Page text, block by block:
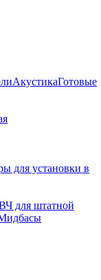
АкустикаГотовые
для установки в
для штатной